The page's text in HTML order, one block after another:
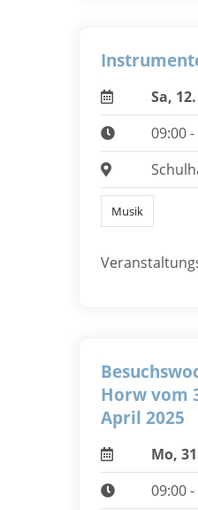
Sa,
09:00
Musik
Horw vom
April 2025
Mo,
09:00